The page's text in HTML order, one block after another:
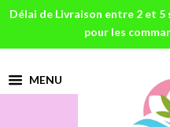
Délai de Livraison entre 2 et
pour les
MENU